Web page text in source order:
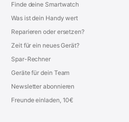
Finde deine Smartwatch
Was ist dein Handy wert
Reparieren oder ersetzen?
Zeit für ein neues Gerät?
Spar-Rechner
Geräte für dein Team
Newsletter abonnieren
Freunde einladen, 10€